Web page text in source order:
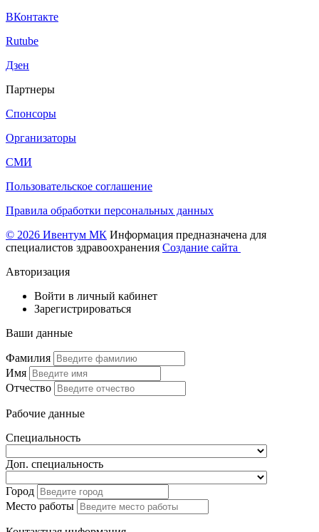
ВКонтакте
Rutube
Дзен
Партнеры
Спонсоры
Организаторы
СМИ
Пользовательское соглашение
Правила обработки персональных данных
© 2026 Ивентум МК Информация предназначена для
специалистов здравоохранения Создание сайта
Авторизация
Войти в личный кабинет
Зарегистрироваться
Ваши данные
Фамилия
Имя
Отчество
Рабочие данные
Специальность
Доп. специальность
Город
Место работы